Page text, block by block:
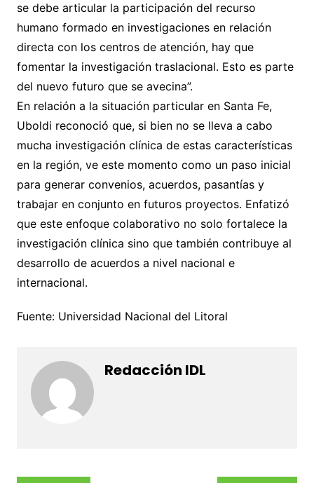
se debe articular la participación del recurso
humano formado en investigaciones en relación
directa con los centros de atención, hay que
fomentar la investigación traslacional. Esto es parte
del nuevo futuro que se avecina”.
En relación a la situación particular en Santa Fe,
Uboldi reconoció que, si bien no se lleva a cabo
mucha investigación clínica de estas características
en la región, ve este momento como un paso inicial
para generar convenios, acuerdos, pasantías y
trabajar en conjunto en futuros proyectos. Enfatizó
que este enfoque colaborativo no solo fortalece la
investigación clínica sino que también contribuye al
desarrollo de acuerdos a nivel nacional e
internacional.
Fuente: Universidad Nacional del Litoral
Redacción IDL